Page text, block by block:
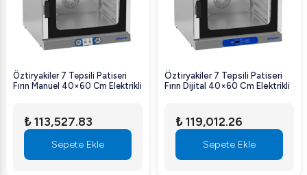
Öztiryakiler 7 Tepsili Patiseri
Fırın Manuel 40×60 Cm Elektrikli
₺ 113,527.83
Sepete Ekle
Öztiryakiler 7 Tepsili Patiseri
Fırın Dijital 40×60 Cm Elektrikli
₺ 119,012.26
Sepete Ekle